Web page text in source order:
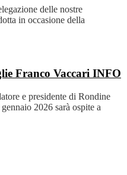
delle nostre
in occasione della
Franco Vaccari INFO
e presidente di Rondine
2026 sarà ospite a